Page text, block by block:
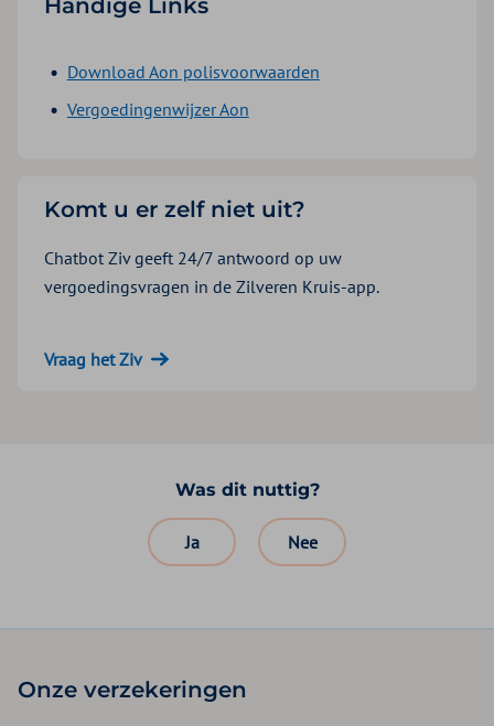
Handige Links
Download Aon polisvoorwaarden
Vergoedingenwijzer Aon
Komt u er zelf niet uit?
Chatbot Ziv geeft 24/7 antwoord op uw
vergoedingsvragen in de Zilveren Kruis-app.
Vraag het Ziv
Was dit nuttig?
Ja Nee
Onze verzekeringen